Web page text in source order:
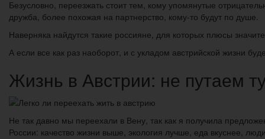
Безусловно, переезжать стоит тем, кому упомянутые
дружба, более похожая на партнерство, кому-то будут по душе.
Наверняка найдутся такие россияне, для которых плюсы
А если все как раз наоборот, и с укладом австрийской жизни
Жизнь в Австрии: не путаем
Не так давно мы переехали в Вену, так как я получила
России: качество жизни выше, экология лучше, еда вкуснее,